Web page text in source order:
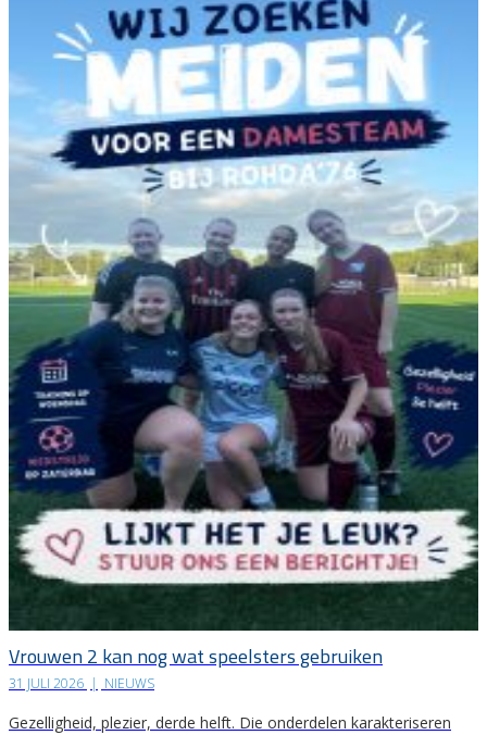
Vrouwen 2 kan nog wat speelsters gebruiken
31 JULI 2026 | NIEUWS
Gezelligheid, plezier, derde helft. Die onderdelen karakteriseren